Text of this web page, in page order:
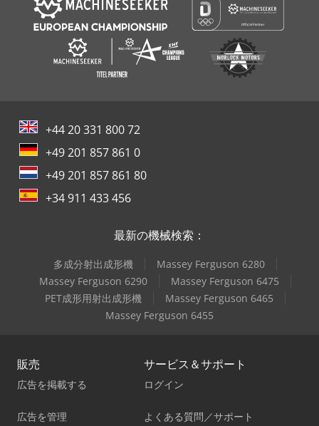
+44 20 331 800 72
+49 201 857 861 0
+49 201 857 861 80
+34 911 433 456
最新の機械検索：
多成分射出成形機
Massey Ferguson 6280
Massey Ferguson 6290
Massey Ferguson 6475
PET成形用射出成形機
Massey Ferguson 6465
Massey Ferguson 6455
販売
広告を掲載する
広告を管理
サービス＆サポート
ログイン
よくある質問／サポート